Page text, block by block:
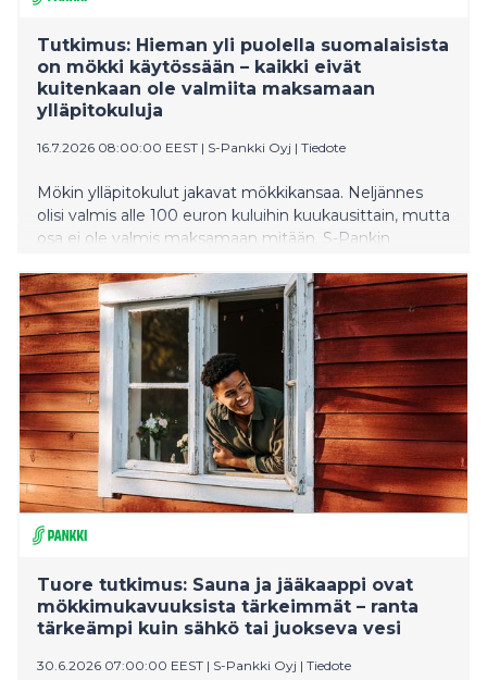
Tutkimus: Hieman yli puolella suomalaisista
on mökki käytössään – kaikki eivät
kuitenkaan ole valmiita maksamaan
ylläpitokuluja
16.7.2026 08:00:00 EEST | S-Pankki Oyj | Tiedote
Mökin ylläpitokulut jakavat mökkikansaa. Neljännes
olisi valmis alle 100 euron kuluihin kuukausittain, mutta
osa ei ole valmis maksamaan mitään. S-Pankin
kuluja kokonaisuutena oman talouden pitämiseksi
tasapainossa. Lisärakentamiseen tullut kevennys on
houkutellut mökkiläisiä harkitsemaan ja toteuttamaan
etenkin vierasmaja ja saunan rakentamista.
Tuore tutkimus: Sauna ja jääkaappi ovat
mökkimukavuuksista tärkeimmät – ranta
tärkeämpi kuin sähkö tai juokseva vesi
30.6.2026 07:00:00 EEST | S-Pankki Oyj | Tiedote